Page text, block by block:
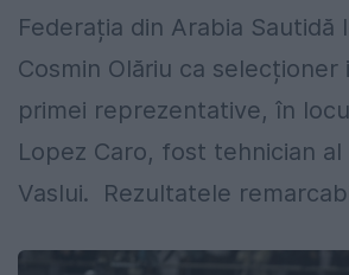
Federația din Arabia Sautidă
Cosmin Olăriu ca selecționer
primei reprezentative, în
Lopez Caro, fost tehnician al
Vaslui. Rezultatele